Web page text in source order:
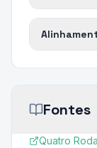
Fontes
Quatro